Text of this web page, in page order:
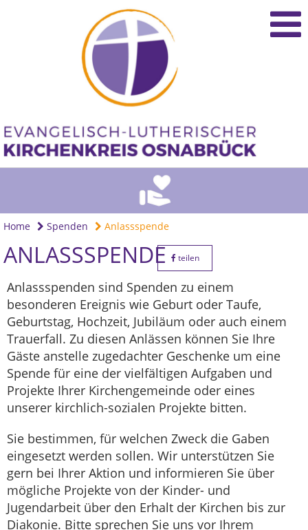
Home Spenden Anlassspende
ANLASSSPENDE teilen
Anlassspenden sind Spenden zu einem
besonderen Ereignis wie Geburt oder Taufe,
Geburtstag, Hochzeit, Jubiläum oder auch einem
Trauerfall. Zu diesen Anlässen können Sie Ihre
Gäste anstelle zugedachter Geschenke um eine
Spende für eine der vielfältigen Aufgaben und
Projekte Ihrer Kirchengemeinde oder eines
unserer kirchlich-sozialen Projekte bitten.
Sie bestimmen, für welchen Zweck die Gaben
eingesetzt werden sollen. Wir unterstützen Sie
gern bei Ihrer Aktion und informieren Sie über
mögliche Projekte von der Kinder- und
Jugendarbeit über den Erhalt der Kirchen bis zur
Diakonie. Bitte sprechen Sie uns vor Ihrem